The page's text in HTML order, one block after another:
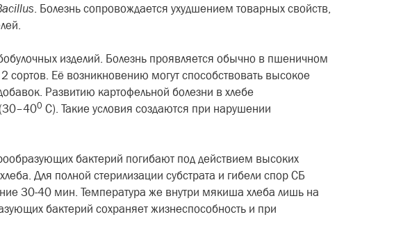
. Болезнь сопровождается ухудшением товарных свойств,
изделий. Болезнь проявляется обычно в пшеничном
Её возникновению могут способствовать высокое
Развитию картофельной болезни в хлебе
0 С). Такие условия создаются при нарушении
бактерий погибают под действием высоких
Для полной стерилизации субстрата и гибели спор СБ
30-40 мин. Температура же внутри мякиша хлеба лишь на
бактерий сохраняет жизнеспособность и при